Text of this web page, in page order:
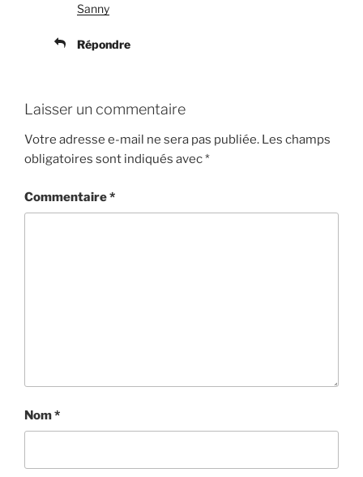
Sanny
Répondre
Laisser un commentaire
Votre adresse e-mail ne sera pas publiée. Les champs
obligatoires sont indiqués avec*
Commentaire*
Nom*